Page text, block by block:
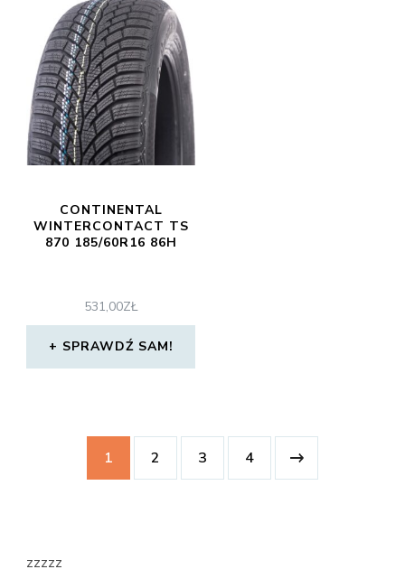
CONTINENTAL
WINTERCONTACT TS
870 185/60R16 86H
531,00ZŁ
SPRAWDŹ SAM!
1 2 3 4
zzzzz